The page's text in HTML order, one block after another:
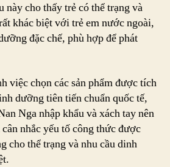
cho thấy trẻ có thể trạng và
khác biệt với trẻ em nước ngoài,
đặc chế, phù hợp để phát
việc chọn các sản phẩm được tích
dưỡng tiên tiến chuẩn quốc tế,
Nga nhập khẩu và xách tay nên
nhắc yếu tố công thức được
cho thể trạng và nhu cầu dinh